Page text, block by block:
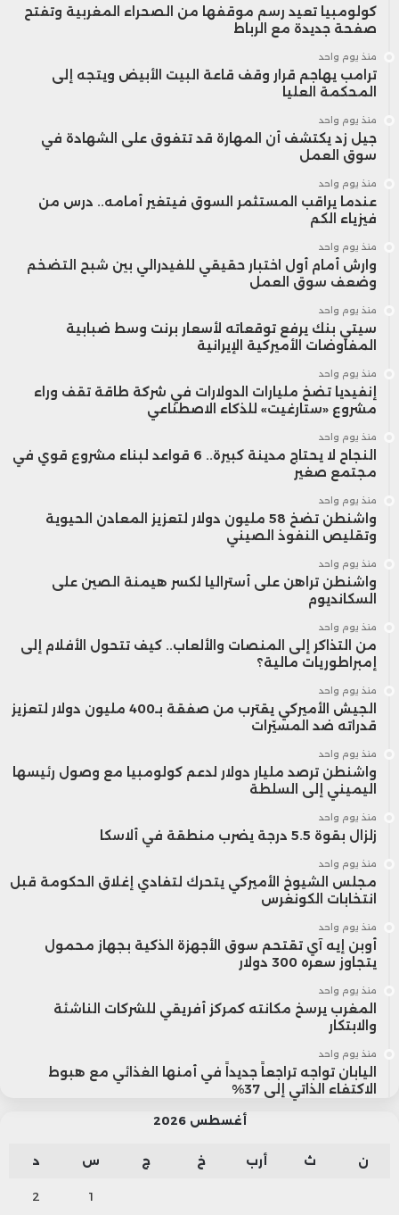
كولومبيا تعيد رسم موقفها من الصحراء المغربية وتفتح
صفحة جديدة مع الرباط
منذ يوم واحد
ترامب يهاجم قرار وقف قاعة البيت الأبيض ويتجه إلى
المحكمة العليا
منذ يوم واحد
جيل زد يكتشف أن المهارة قد تتفوق على الشهادة في
سوق العمل
منذ يوم واحد
عندما يراقب المستثمر السوق فيتغير أمامه.. درس من
فيزياء الكم
منذ يوم واحد
وارش أمام أول اختبار حقيقي للفيدرالي بين شبح التضخم
وضعف سوق العمل
منذ يوم واحد
سيتي بنك يرفع توقعاته لأسعار برنت وسط ضبابية
المفاوضات الأميركية الإيرانية
منذ يوم واحد
إنفيديا تضخ مليارات الدولارات في شركة طاقة تقف وراء
مشروع «ستارغيت» للذكاء الاصطناعي
منذ يوم واحد
النجاح لا يحتاج مدينة كبيرة.. 6 قواعد لبناء مشروع قوي في
مجتمع صغير
منذ يوم واحد
واشنطن تضخ 58 مليون دولار لتعزيز المعادن الحيوية
وتقليص النفوذ الصيني
منذ يوم واحد
واشنطن تراهن على أستراليا لكسر هيمنة الصين على
السكانديوم
منذ يوم واحد
من التذاكر إلى المنصات والألعاب.. كيف تتحول الأفلام إلى
إمبراطوريات مالية؟
منذ يوم واحد
الجيش الأميركي يقترب من صفقة بـ400 مليون دولار لتعزيز
قدراته ضد المسيّرات
منذ يوم واحد
واشنطن ترصد مليار دولار لدعم كولومبيا مع وصول رئيسها
اليميني إلى السلطة
منذ يوم واحد
زلزال بقوة 5.5 درجة يضرب منطقة في ألاسكا
منذ يوم واحد
مجلس الشيوخ الأميركي يتحرك لتفادي إغلاق الحكومة قبل
انتخابات الكونغرس
منذ يوم واحد
أوبن إيه آي تقتحم سوق الأجهزة الذكية بجهاز محمول
يتجاوز سعره 300 دولار
منذ يوم واحد
المغرب يرسخ مكانته كمركز أفريقي للشركات الناشئة
والابتكار
منذ يوم واحد
اليابان تواجه تراجعاً جديداً في أمنها الغذائي مع هبوط
الاكتفاء الذاتي إلى 37%
أغسطس 2026
ن ث أرب خ ج س د
1
2